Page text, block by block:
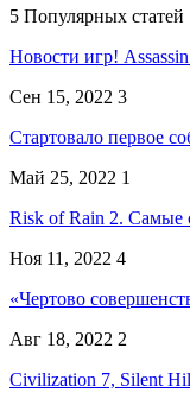
5 Популярных статей
Новости игр!
Сен 15, 2022 3
Стартовало первое
Май 25, 2022 1
Risk of Rain 2. Самые
Ноя 11, 2022 4
«Чертово
Авг 18, 2022 2
Civilization 7, Silent